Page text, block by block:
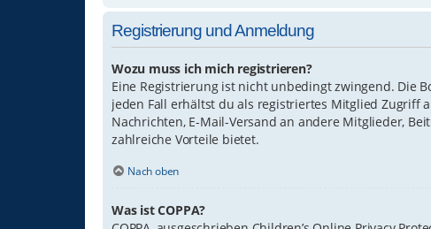
Registrierung und Anmeldung
Wozu muss ich mich registrieren?
Eine Registrierung ist nicht unbedingt zwingend. Die
jeden Fall erhältst du als registriertes Mitglied Zugriff
Nachrichten, E-Mail-Versand an andere Mitglieder,
zahlreiche Vorteile bietet.
Nach oben
Was ist COPPA?